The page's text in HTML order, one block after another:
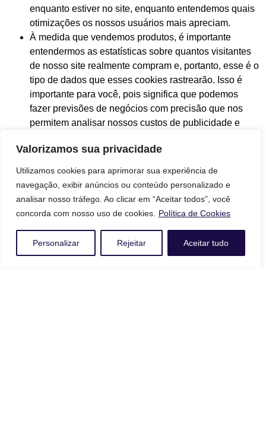
Valorizamos sua privacidade
Utilizamos cookies para aprimorar sua experiência de
navegação, exibir anúncios ou conteúdo personalizado e
analisar nosso tráfego. Ao clicar em “Aceitar todos”, você
concorda com nosso uso de cookies.
Política de Cookies
Personalizar Rejeitar Aceitar tudo
enquanto estiver no site, enquanto entendemos quais
otimizações os nossos usuários mais apreciam.
À medida que vendemos produtos, é importante
entendermos as estatísticas sobre quantos visitantes
de nosso site realmente compram e, portanto, esse é o
tipo de dados que esses cookies rastrearão. Isso é
importante para você, pois significa que podemos
fazer previsões de negócios com precisão que nos
permitem analisar nossos custos de publicidade e
Mais informações
Esperemos que esteja esclarecido e, como mencionado
anteriormente, se houver algo que você não tem certeza se
precisa ou não, geralmente é mais seguro deixar os cookies
ativados, caso interaja com um dos recursos que você usa
em nosso site.